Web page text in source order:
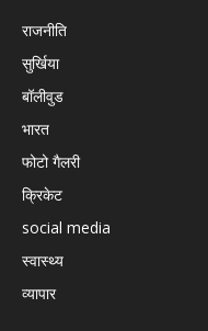
राजनीति
सुर्खिया
बॉलीवुड
भारत
फोटो गैलरी
क्रिकेट
social media
स्वास्थ्य
व्यापार